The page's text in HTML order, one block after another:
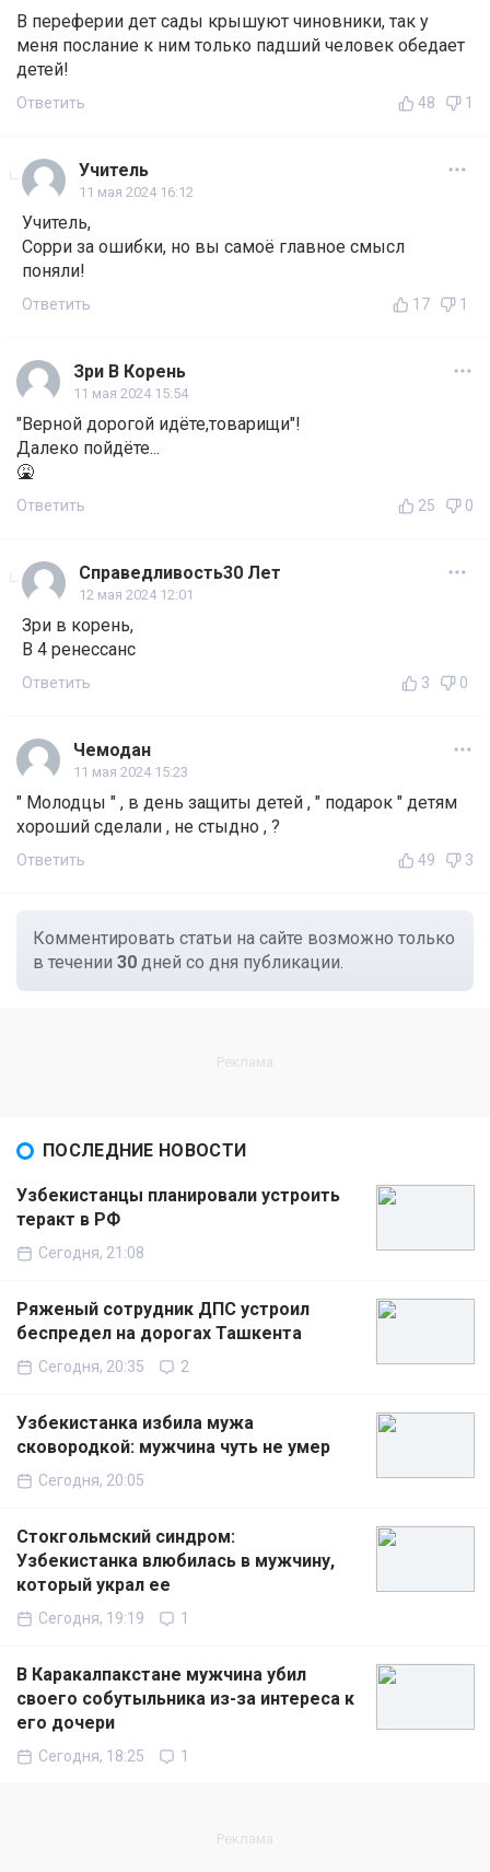
В переферии дет сады крышуют чиновники, так у
меня послание к ним только падший человек обедает
детей!
Ответить 48 1
Учитель
11 мая 2024 16:12
Учитель,
Сорри за ошибки, но вы самоё главное смысл
поняли!
Ответить 17 1
Зри В Корень
11 мая 2024 15:54
"Верной дорогой идёте,товарищи"!
Далеко пойдёте...
🤮
Ответить 25 0
Справедливость30 Лет
12 мая 2024 12:01
Зри в корень,
В 4 ренессанс
Ответить 3 0
Чемодан
11 мая 2024 15:23
" Молодцы " , в день защиты детей , " подарок " детям
хороший сделали , не стыдно , ?
Ответить 49 3
Комментировать статьи на сайте возможно только
в течении 30 дней со дня публикации.
ПОСЛЕДНИЕ НОВОСТИ
Узбекистанцы планировали устроить
теракт в РФ
Сегодня, 21:08
Ряженый сотрудник ДПС устроил
беспредел на дорогах Ташкента
Сегодня, 20:35 2
Узбекистанка избила мужа
сковородкой: мужчина чуть не умер
Сегодня, 20:05
Стокгольмский синдром:
Узбекистанка влюбилась в мужчину,
который украл ее
Сегодня, 19:19 1
В Каракалпакстане мужчина убил
своего собутыльника из-за интереса к
его дочери
Сегодня, 18:25 1